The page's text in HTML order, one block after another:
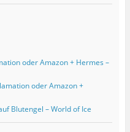
oder Amazon + Hermes –
oder Amazon +
Blutengel – World of Ice